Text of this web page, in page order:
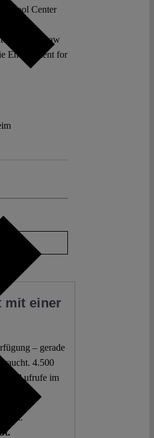
Center
Law
Endowment for
mit einer
– gerade
4.500
Aufrufe im